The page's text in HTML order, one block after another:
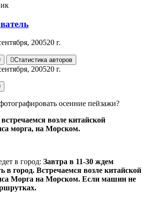
200520 г.
Статистика авторов
200520 г.
осенние пейзажи?
возле китайской
морга, на Морском.
в город: Завтра в 11-30 ждем
в город. Встречаемся возле китайской
Морга на Морском. Если машин не